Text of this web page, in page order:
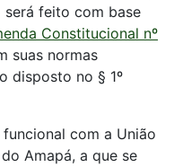
feito com base
Constitucional nº
suas normas
disposto no § 1º
com a União
Amapá, a que se